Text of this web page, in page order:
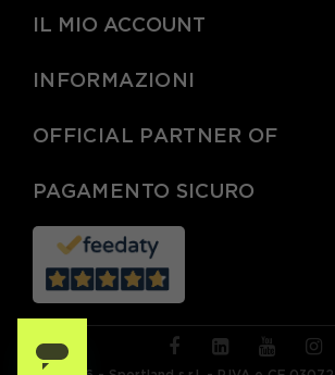
IL MIO ACCOUNT
INFORMAZIONI
OFFICIAL PARTNER OF
PAGAMENTO SICURO